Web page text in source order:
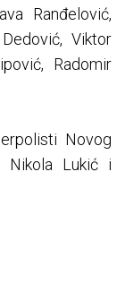
Ranđelović,
Viktor
Radomir
Novog
Nikola Lukić i